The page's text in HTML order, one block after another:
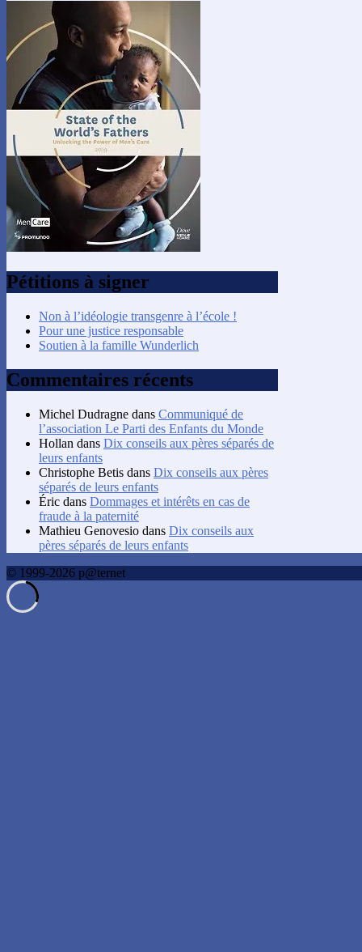
Pétitions à signer
Non à l’idéologie transgenre à l’école !
Pour une justice responsable
Soutien à la famille Wunderlich
Commentaires récents
Michel Dudragne dans Communiqué de
l’association Le Parti des Enfants du Monde
Hollan dans Dix conseils aux pères séparés de
leurs enfants
Christophe Betis dans Dix conseils aux pères
séparés de leurs enfants
Éric dans Dommages et intérêts en cas de
fraude à la paternité
Mathieu Genovesio dans Dix conseils aux
pères séparés de leurs enfants
© 1999-2026 p@ternet